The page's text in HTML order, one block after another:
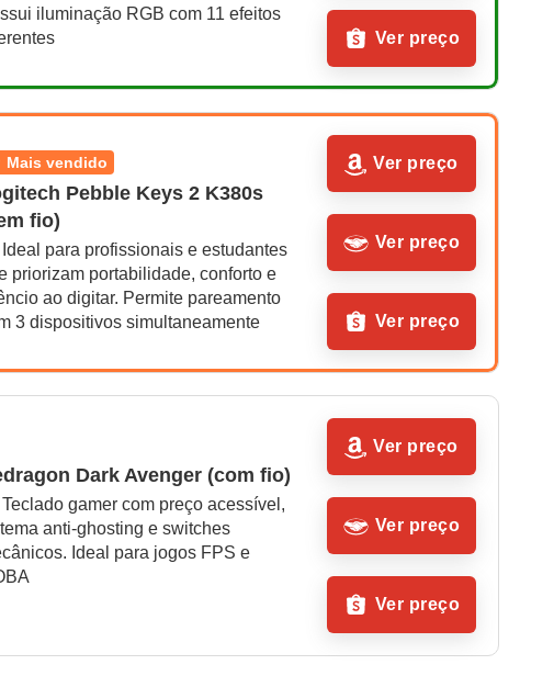
iluminação RGB com 11 efeitos
Ver preço
mais vendido
Pebble Keys 2 K380s
fio)
Ideal para profissionais e estudantes
priorizam portabilidade, conforto e
ao digitar. Permite pareamento
3 dispositivos simultaneamente
Ver preço
Ver preço
Ver preço
Dark Avenger (com fio)
Teclado gamer com preço acessível,
anti-ghosting e switches
Ideal para jogos FPS e
Ver preço
Ver preço
Ver preço